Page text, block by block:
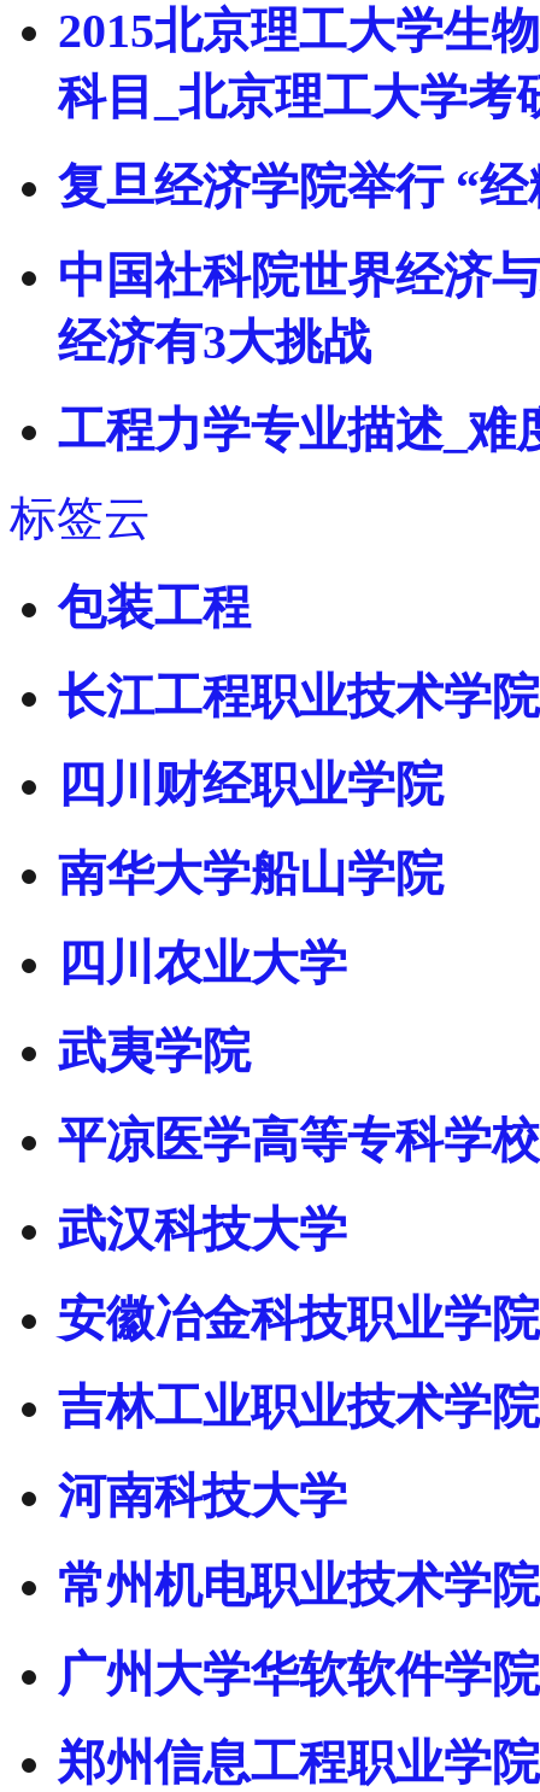
2015北京理工大学生
科目_北京理工大学考
复旦经济学院举行 “
中国社科院世界经济
经济有3大挑战
工程力学专业描述_难
标签云
包装工程
长江工程职业技术学院
四川财经职业学院
南华大学船山学院
四川农业大学
武夷学院
平凉医学高等专科学校
武汉科技大学
安徽冶金科技职业学院
吉林工业职业技术学院
河南科技大学
常州机电职业技术学院
广州大学华软软件学院
郑州信息工程职业学院